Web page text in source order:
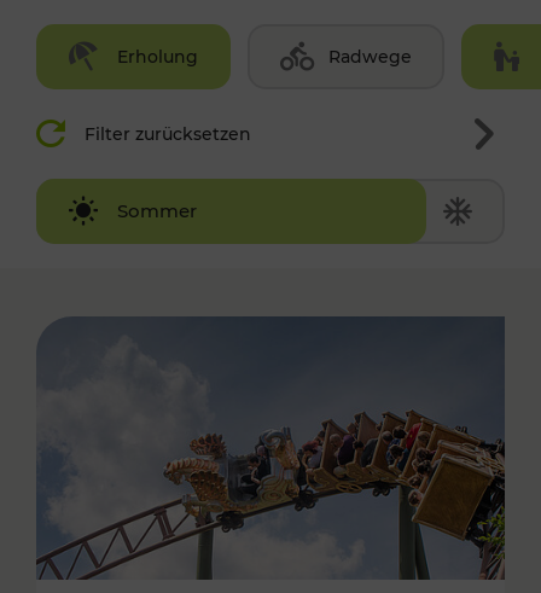
Erholung Radwege
Filter zurücksetzen
Sommer
Winter